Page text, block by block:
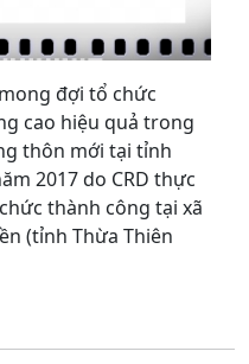
đợi tổ chức
cao hiệu quả trong
thôn mới tại tỉnh
2017 do CRD thực
thành công tại xã
(tỉnh Thừa Thiên